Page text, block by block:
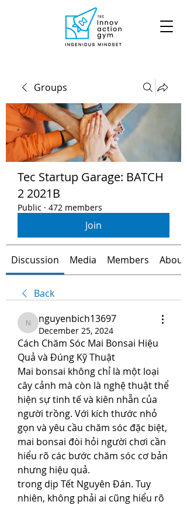
Groups
Tec Startup Garage: BATCH
2 2021B
Public · 472 members
Join
Discussion Media Members About
Back
nguyenbich13697
nguyenbich13697
December 25, 2024
Cách Chăm Sóc Mai Bonsai Hiệu
Quả và Đúng Kỹ Thuật
Mai bonsai không chỉ là một loại
cây cảnh mà còn là nghệ thuật thể
hiện sự tinh tế và kiên nhẫn của
người trồng. Với kích thước nhỏ
gọn và yêu cầu chăm sóc đặc biệt,
mai bonsai đòi hỏi người chơi cần
hiểu rõ các bước chăm sóc cơ bản
nhưng hiệu quả.
trong dịp Tết Nguyên Đán. Tuy
nhiên, không phải ai cũng hiểu rõ